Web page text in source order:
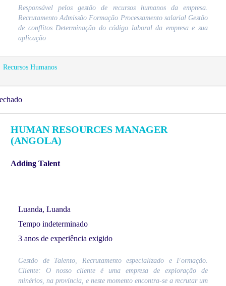
Responsável pelos gestão de recursos humanos da empresa.
Recrutamento Admissão Formação Processamento salarial Gestão
de conflitos Determinação do código laboral da empresa e sua
aplicação
Recursos Humanos
HUMAN RESOURCES MANAGER
(ANGOLA)
Adding Talent
Luanda, Luanda
Tempo indeterminado
3 anos de experiência exigido
Gestão de Talento, Recrutamento especializado e Formação.
Cliente: O nosso cliente é uma empresa de exploração de
minérios, na província, e neste momento encontra-se a recrutar um